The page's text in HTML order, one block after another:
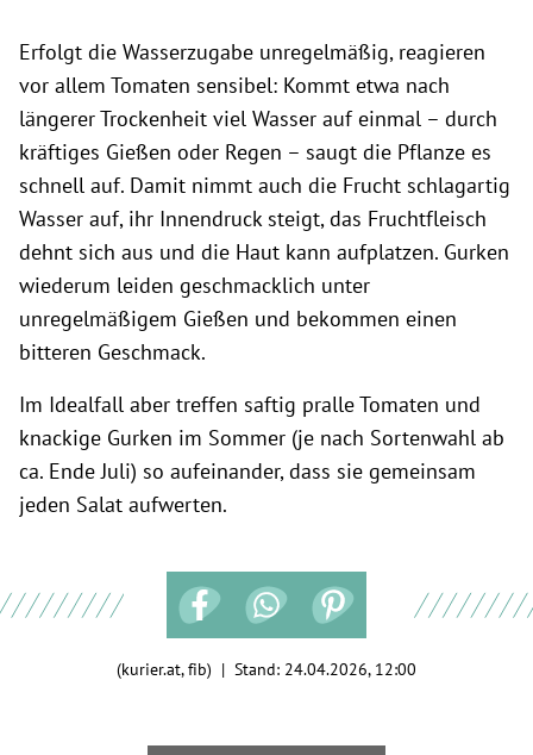
Erfolgt die Wasserzugabe unregelmäßig, reagieren
vor allem Tomaten sensibel: Kommt etwa nach
längerer Trockenheit viel Wasser auf einmal – durch
kräftiges Gießen oder Regen – saugt die Pflanze es
schnell auf. Damit nimmt auch die Frucht schlagartig
Wasser auf, ihr Innendruck steigt, das Fruchtfleisch
dehnt sich aus und die Haut kann aufplatzen. Gurken
wiederum leiden geschmacklich unter
unregelmäßigem Gießen und bekommen einen
bitteren Geschmack.
Im Idealfall aber treffen saftig pralle Tomaten und
knackige Gurken im Sommer (je nach Sortenwahl ab
ca. Ende Juli) so aufeinander, dass sie gemeinsam
jeden Salat aufwerten.
(kurier.at, fib) | Stand: 24.04.2026, 12:00